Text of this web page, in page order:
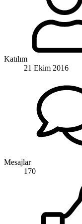
Katılım
21 Ekim 2016
Mesajlar
170